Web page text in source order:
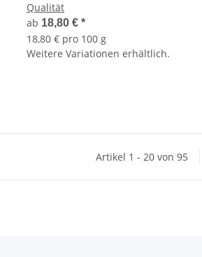
Qualität
ab 18,80 € *
18,80 € pro 100 g
Weitere Variationen erhältlich.
Artikel 1 - 20 von 95